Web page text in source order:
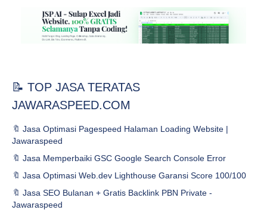
📝 TOP JASA TERATAS
JAWARASPEED.COM
🔖 Jasa Optimasi Pagespeed Halaman Loading Website |
Jawaraspeed
🔖 Jasa Memperbaiki GSC Google Search Console Error
🔖 Jasa Optimasi Web.dev Lighthouse Garansi Score 100/100
🔖 Jasa SEO Bulanan + Gratis Backlink PBN Private -
Jawaraspeed